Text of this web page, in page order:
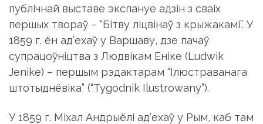
публічнай выставе экспануе адзін з сваіх
першых твораў – “Бітву ліцвінаў з крыжакамі”. У
1859 г. ён ад’ехаў у Варшаву, дзе пачаў
супрацоўніцтва з Людвікам Еніке (Ludwik
Jenike) – першым рэдактарам “Ілюстраванага
штотыднёвіка” (“Tygodnik Ilustrowany”).
У 1859 г. Міхал Андрыёлі ад’ехаў у Рым, каб там